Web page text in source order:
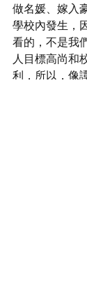
做名媛、嫁入
學校內發生，
看的，不是我
人目標高尚和
利，所以，像